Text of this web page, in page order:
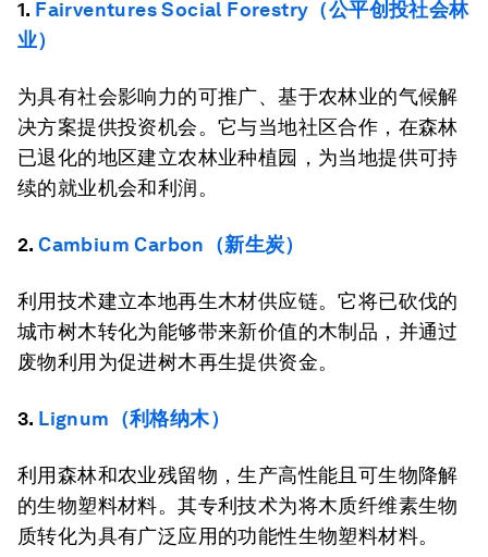
1. Fairventures Social Forestry（公平创投社会林
业）
为具有社会影响力的可推广、基于农林业的气候解
决方案提供投资机会。它与当地社区合作，在森林
已退化的地区建立农林业种植园，为当地提供可持
续的就业机会和利润。
2.Cambium Carbon（新生炭）
利用技术建立本地再生木材供应链。它将已砍伐的
城市树木转化为能够带来新价值的木制品，并通过
废物利用为促进树木再生提供资金。
3. Lignum（利格纳木）
利用森林和农业残留物，生产高性能且可生物降解
的生物塑料材料。其专利技术为将木质纤维素生物
质转化为具有广泛应用的功能性生物塑料材料。